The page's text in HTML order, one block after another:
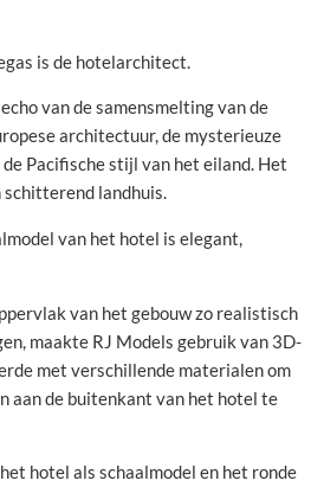
is de hotelarchitect.
van de samensmelting van de
architectuur, de mysterieuze
Pacifische stijl van het eiland. Het
schitterend landhuis.
van het hotel is elegant,
van het gebouw zo realistisch
maakte RJ Models gebruik van 3D-
met verschillende materialen om
aan de buitenkant van het hotel te
hotel als schaalmodel en het ronde